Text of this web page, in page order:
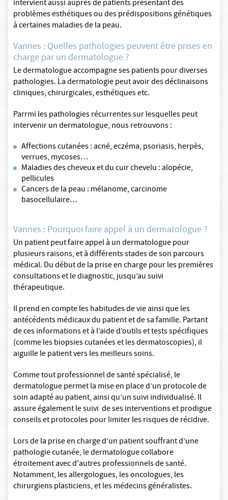
intervient aussi auprès de patients présentant des
problèmes esthétiques ou des prédispositions génétiques
à certaines maladies de la peau.
Vannes : Quelles pathologies peuvent être prises en
charge par un dermatologue ?
Le dermatologue accompagne ses patients pour diverses
pathologies. La dermatologie peut avoir des déclinaisons
cliniques, chirurgicales, esthétiques etc.
Parrmi les pathologies récurrentes sur lesquelles peut
intervenir un dermatologue, nous retrouvons :
Affections cutanées : acné, eczéma, psoriasis, herpès,
verrues, mycoses…
Maladies des cheveux et du cuir chevelu : alopécie,
pellicules
Cancers de la peau : mélanome, carcinome
basocellulaire…
Vannes : Pourquoi faire appel à un dermatologue ?
Un patient peut faire appel à un dermatologue pour
plusieurs raisons, et à différents stades de son parcours
médical. Du début de la prise en charge pour les premières
consultations et le diagnostic, jusqu’au suivi
thérapeutique.
Il prend en compte les habitudes de vie ainsi que les
antécédents médicaux du patient et de sa famille. Partant
de ces informations et à l’aide d’outils et tests spécifiques
(comme les biopsies cutanées et les dermatoscopies), il
aiguille le patient vers les meilleurs soins.
Comme tout professionnel de santé spécialisé, le
dermatologue permet la mise en place d’un protocole de
soin adapté au patient, ainsi qu’un suivi individualisé. Il
assure également le suivi de ses interventions et prodigue
conseils et protocoles pour limiter les risques de récidive.
Lors de la prise en charge d’un patient souffrant d’une
pathologie cutanée, le dermatologue collabore
étroitement avec d'autres professionnels de santé.
Notamment, les allergologues, les oncologues, les
chirurgiens plasticiens, et les médecins généralistes.